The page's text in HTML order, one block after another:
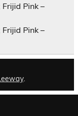
Pink –
Pink –
.